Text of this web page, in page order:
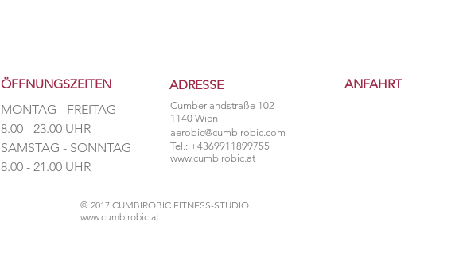
ÖFFNUNGSZEITEN
MONTAG - FREITAG
8.00 - 23.00 UHR
​SAMSTAG - SONNTAG
​8.00 - 21.00 UHR
ADRESSE
Cumberlandstraße 102
1140 Wien
aerobic@cumbirobic.com
Tel.: +4369911899755
www.cumbirobic.at
ANFAHRT
© 2017 CUMBIROBIC FITNESS-STUDIO.
www.cumbirobic.at